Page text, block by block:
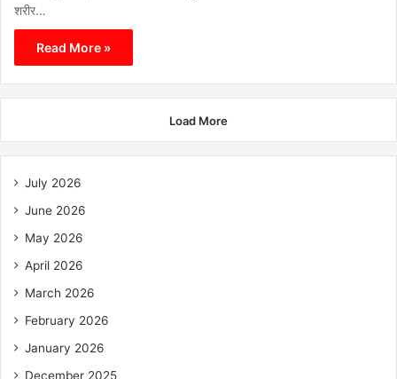
शरीर…
Read More »
Load More
July 2026
June 2026
May 2026
April 2026
March 2026
February 2026
January 2026
December 2025